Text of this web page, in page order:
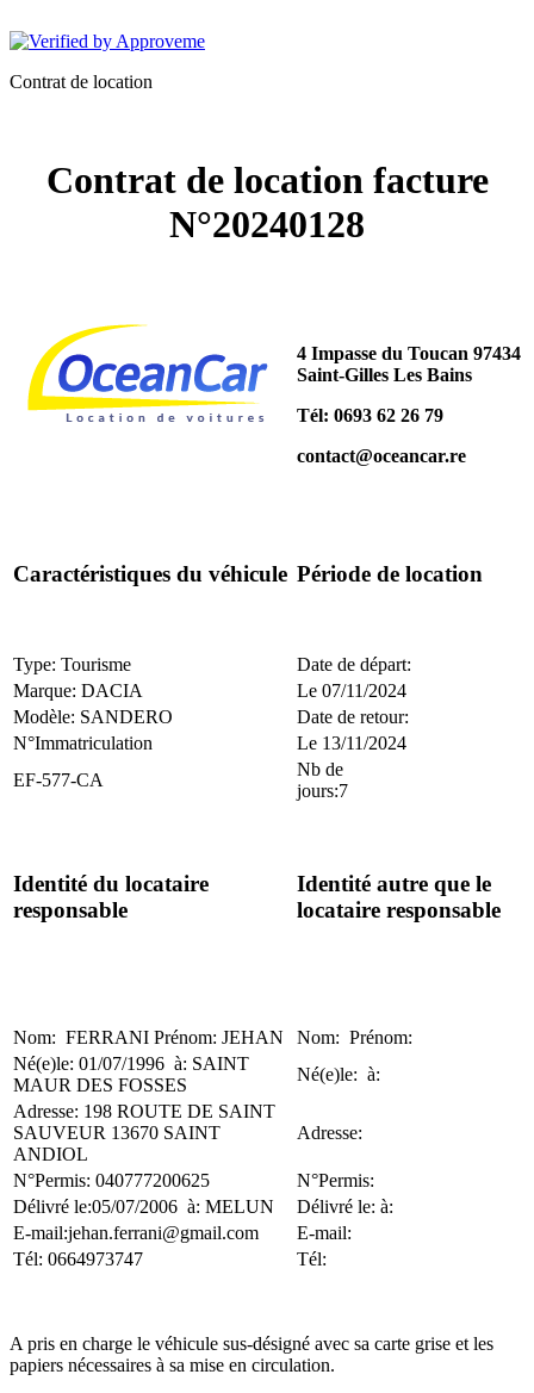
Contrat de location
Contrat de location facture
N°20240128
4 Impasse du Toucan 97434
Saint-Gilles Les Bains
Tél: 0693 62 26 79
contact@oceancar.re
Caractéristiques du véhicule Période de location
Type: Tourisme
Date de départ:
Marque: DACIA
Le 07/11/2024
Modèle: SANDERO
Date de retour:
N°Immatriculation
Le 13/11/2024
EF-577-CA
Nb de
jours:7
Identité du locataire
responsable
Identité autre que le
locataire responsable
Nom: FERRANI Prénom: JEHAN
Nom: Prénom:
Né(e)le: 01/07/1996 à: SAINT
MAUR DES FOSSES
Né(e)le: à:
Adresse: 198 ROUTE DE SAINT
SAUVEUR 13670 SAINT
ANDIOL
Adresse:
N°Permis: 040777200625
N°Permis:
Délivré le:05/07/2006 à: MELUN
Délivré le: à:
E-mail:jehan.ferrani@gmail.com
E-mail:
Tél: 0664973747
Tél:
A pris en charge le véhicule sus-désigné avec sa carte grise et les
papiers nécessaires à sa mise en circulation.